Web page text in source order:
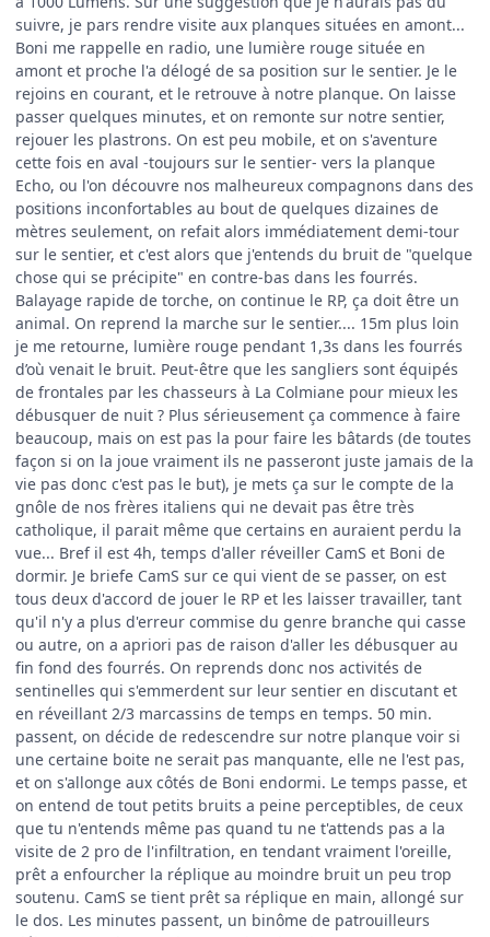
suivre, je pars rendre visite aux planques situées en amont...
Boni me rappelle en radio, une lumière rouge située en
amont et proche l'a délogé de sa position sur le sentier. Je le
rejoins en courant, et le retrouve à notre planque. On laisse
passer quelques minutes, et on remonte sur notre sentier,
rejouer les plastrons. On est peu mobile, et on s'aventure
cette fois en aval -toujours sur le sentier- vers la planque
Echo, ou l'on découvre nos malheureux compagnons dans des
positions inconfortables au bout de quelques dizaines de
mètres seulement, on refait alors immédiatement demi-tour
sur le sentier, et c'est alors que j'entends du bruit de "quelque
chose qui se précipite" en contre-bas dans les fourrés.
Balayage rapide de torche, on continue le RP, ça doit être un
animal. On reprend la marche sur le sentier.... 15m plus loin
je me retourne, lumière rouge pendant 1,3s dans les fourrés
d’où venait le bruit. Peut-être que les sangliers sont équipés
de frontales par les chasseurs à La Colmiane pour mieux les
débusquer de nuit ? Plus sérieusement ça commence à faire
beaucoup, mais on est pas la pour faire les bâtards (de toutes
façon si on la joue vraiment ils ne passeront juste jamais de la
vie pas donc c'est pas le but), je mets ça sur le compte de la
gnôle de nos frères italiens qui ne devait pas être très
catholique, il parait même que certains en auraient perdu la
vue... Bref il est 4h, temps d'aller réveiller CamS et Boni de
dormir. Je briefe CamS sur ce qui vient de se passer, on est
tous deux d'accord de jouer le RP et les laisser travailler, tant
qu'il n'y a plus d'erreur commise du genre branche qui casse
ou autre, on a apriori pas de raison d'aller les débusquer au
fin fond des fourrés. On reprends donc nos activités de
sentinelles qui s'emmerdent sur leur sentier en discutant et
en réveillant 2/3 marcassins de temps en temps. 50 min.
passent, on décide de redescendre sur notre planque voir si
une certaine boite ne serait pas manquante, elle ne l'est pas,
et on s'allonge aux côtés de Boni endormi. Le temps passe, et
on entend de tout petits bruits a peine perceptibles, de ceux
que tu n'entends même pas quand tu ne t'attends pas a la
visite de 2 pro de l'infiltration, en tendant vraiment l'oreille,
prêt a enfourcher la réplique au moindre bruit un peu trop
soutenu. CamS se tient prêt sa réplique en main, allongé sur
le dos. Les minutes passent, un binôme de patrouilleurs